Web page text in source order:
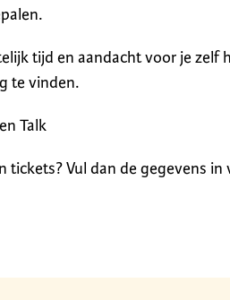
tijd en aandacht voor je
te vinden.
Talk
tickets? Vul dan de gegevens